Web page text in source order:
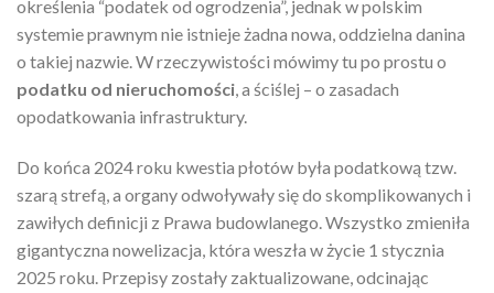
określenia “podatek od ogrodzenia”, jednak w polskim
systemie prawnym nie istnieje żadna nowa, oddzielna danina
o takiej nazwie. W rzeczywistości mówimy tu po prostu o
podatku od nieruchomości, a ściślej – o zasadach
opodatkowania infrastruktury.
Do końca 2024 roku kwestia płotów była podatkową tzw.
szarą strefą, a organy odwoływały się do skomplikowanych i
zawiłych definicji z Prawa budowlanego. Wszystko zmieniła
gigantyczna nowelizacja, która weszła w życie 1 stycznia
2025 roku. Przepisy zostały zaktualizowane, odcinając